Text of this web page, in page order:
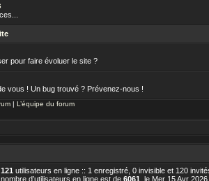
pour faire évoluer le site ?
vous ! Un bug trouvé ? Prévenez-nous !
| L’équipe du forum
121 utilisateurs en ligne :: 1 enregistré, 0 invisible et 120
d’utilisateurs en ligne est de 6061 , le Mer 15 Avr